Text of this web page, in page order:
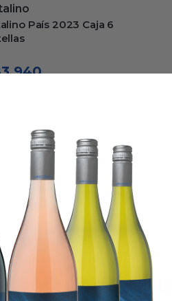
País 2023 Caja 6